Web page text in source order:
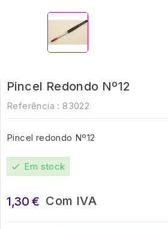
Pincel Redondo Nº12
Referência : 83022
Pincel redondo Nº12
check Em stock
1,30 € Com IVA